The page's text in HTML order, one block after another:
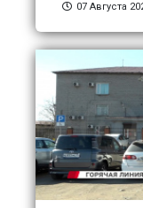
07 Августа